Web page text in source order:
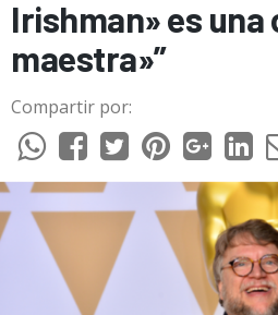
CIENCIA Y TECNOLOGÍA
VIDA
SOCIEDAD
CULTURIZANDO.COM
Irishman» es una
maestra»”
Compartir por: